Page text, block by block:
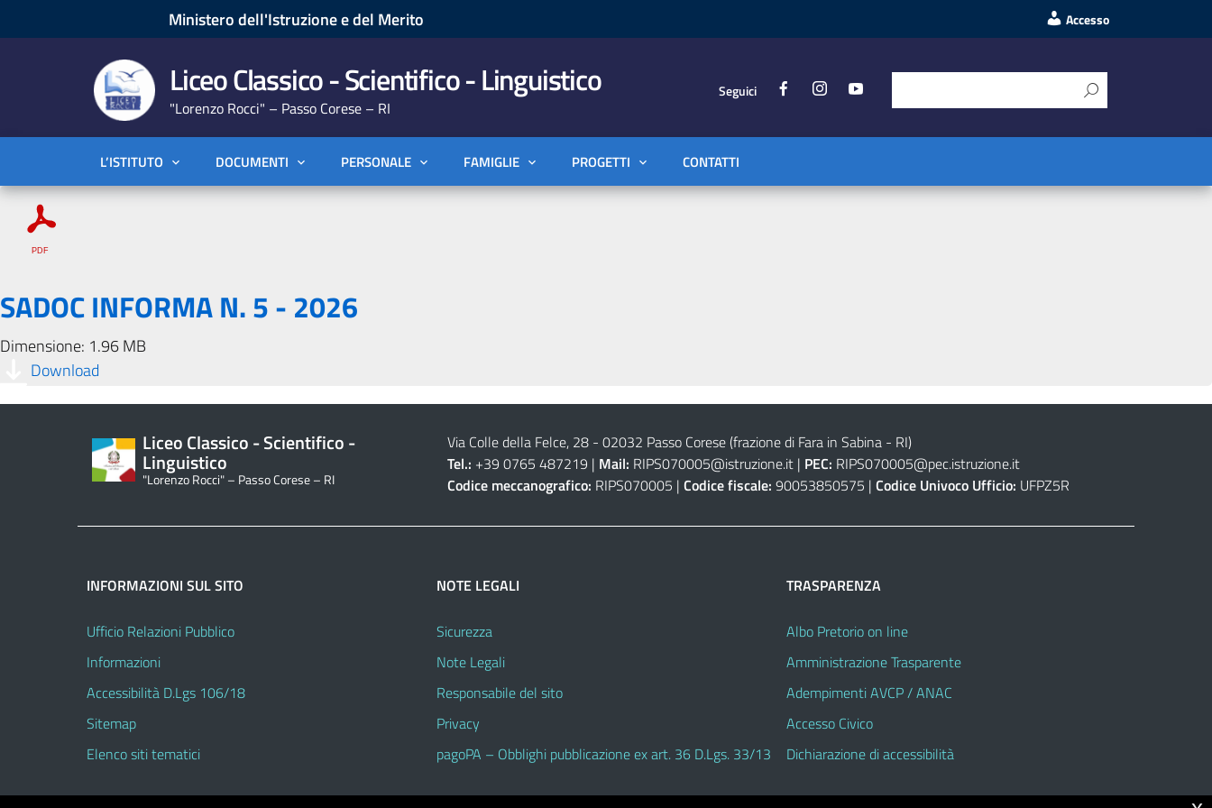
Ministero dell'Istruzione e del Merito Accesso
Liceo Classico - Scientifico - Linguistico
"Lorenzo Rocci" – Passo Corese – RI
Seguici
L’ISTITUTO DOCUMENTI PERSONALE FAMIGLIE PROGETTI CONTATTI
SADOC INFORMA N. 5 - 2026
Dimensione: 1.96 MB
Download
Liceo Classico - Scientifico -
Linguistico
"Lorenzo Rocci" – Passo Corese – RI
Via Colle della Felce, 28 - 02032 Passo Corese (frazione di Fara in Sabina - RI)
Tel.: +39 0765 487219 | Mail: RIPS070005@istruzione.it| PEC: RIPS070005@pec.istruzione.it
Codice meccanografico: RIPS070005 | Codice fiscale: 90053850575 | Codice Univoco Ufficio: UFPZ5R
INFORMAZIONI SUL SITO
Ufficio Relazioni Pubblico
Informazioni
Accessibilità D.Lgs 106/18
Sitemap
Elenco siti tematici
NOTE LEGALI
Sicurezza
Note Legali
Responsabile del sito
Privacy
pagoPA – Obblighi pubblicazione ex art. 36 D.Lgs. 33/13
TRASPARENZA
Albo Pretorio on line
Amministrazione Trasparente
Adempimenti AVCP / ANAC
Accesso Civico
Dichiarazione di accessibilità